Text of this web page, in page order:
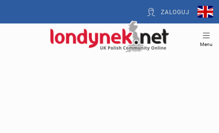
ZALOGUJ
Menu